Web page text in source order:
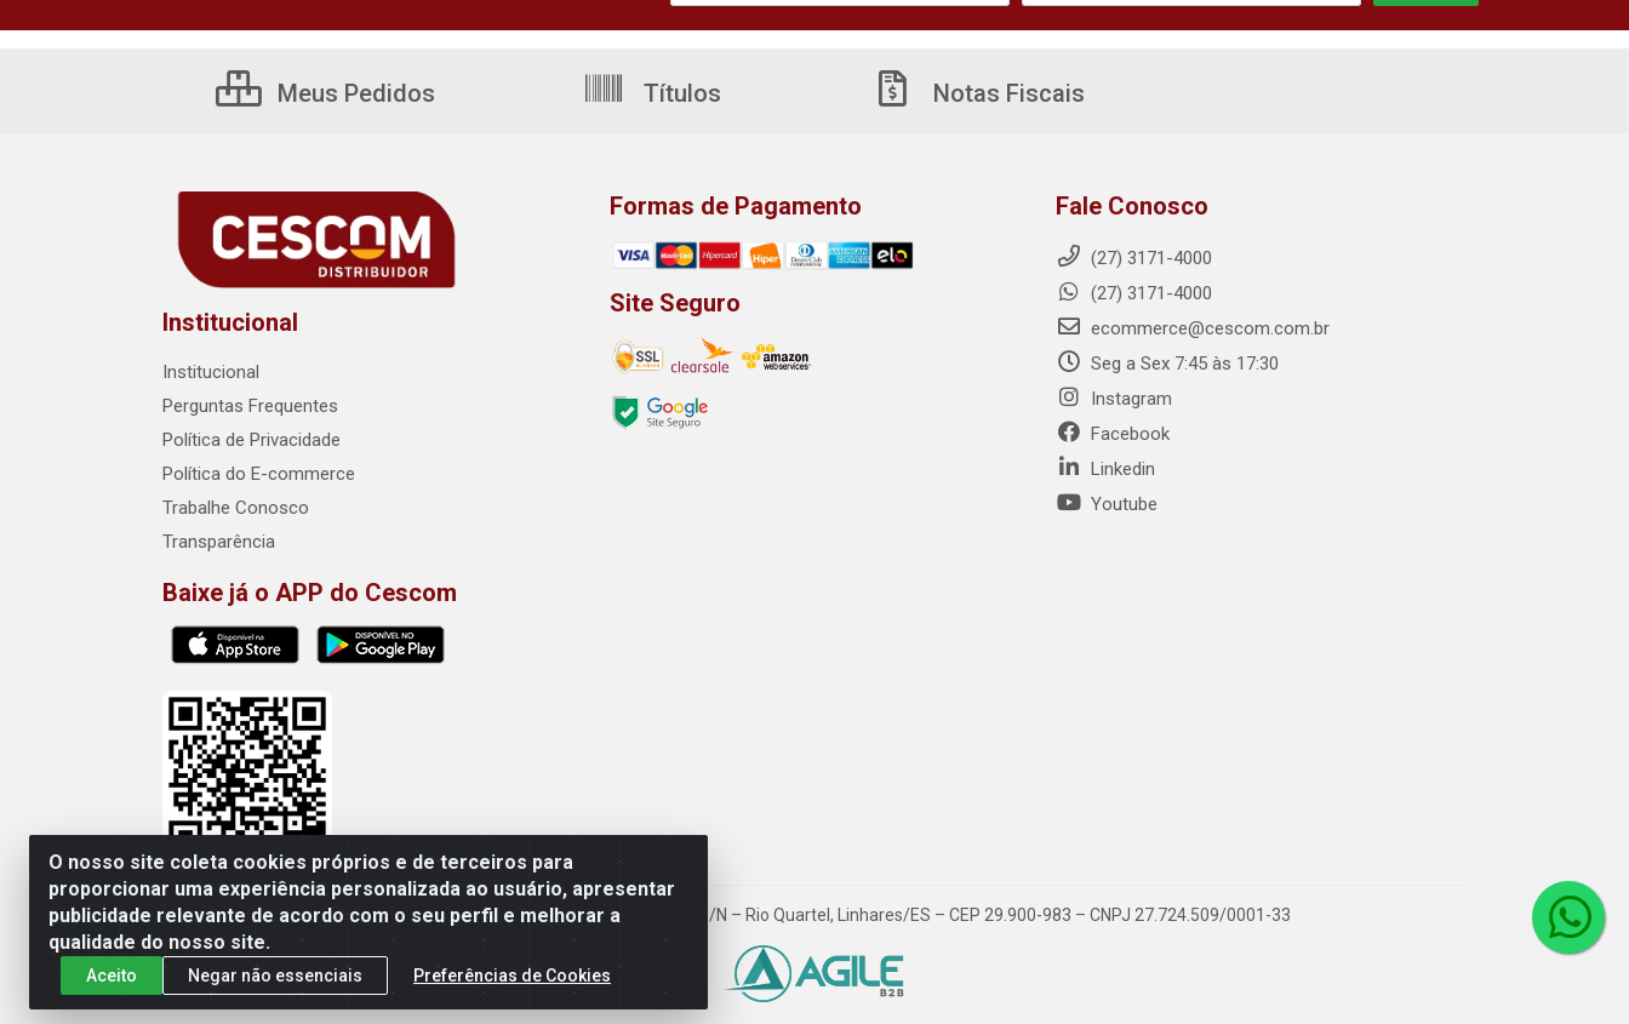
O nosso site coleta cookies próprios e de terceiros para
proporcionar uma experiência personalizada ao usuário, apresentar
publicidade relevante de acordo com o seu perfil e melhorar a
qualidade do nosso site.
Aceito Negar não essenciais Preferências de Cookies
Meus Pedidos Títulos Notas Fiscais
Institucional
Institucional
Perguntas Frequentes
Política de Privacidade
Política do E-commerce
Trabalhe Conosco
Transparência
Baixe já o APP do Cescom
Formas de Pagamento
Site Seguro
Fale Conosco
(27) 3171-4000
(27) 3171-4000
ecommerce@cescom.com.br
Seg a Sex 7:45 às 17:30
Instagram
Facebook
Linkedin
Youtube
Cescom Distribuidor - Rodovia BR 101, Km 163, S/N – Rio Quartel, Linhares/ES – CEP 29.900-983 – CNPJ 27.724.509/0001-33